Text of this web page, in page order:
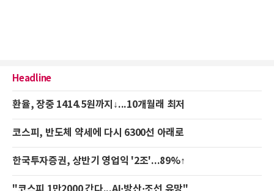
Headline
환율, 장중 1414.5원까지↓...10개월래 최저
코스피, 반도체 약세에 다시 6300선 아래로
한국투자증권, 상반기 영업익 '2조'...89%↑